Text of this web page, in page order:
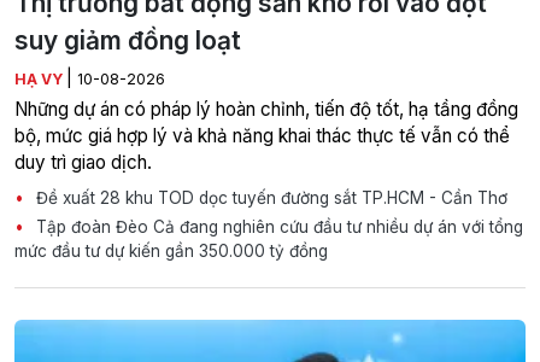
suy giảm đồng loạt
HẠ VY 10-08-2026
Những dự án có pháp lý hoàn chỉnh, tiến độ tốt, hạ tầng đồng
bộ, mức giá hợp lý và khả năng khai thác thực tế vẫn có thể
duy trì giao dịch.
Đề xuất 28 khu TOD dọc tuyến đường sắt TP.HCM - Cần Thơ
Tập đoàn Đèo Cả đang nghiên cứu đầu tư nhiều dự án với tổng
mức đầu tư dự kiến gần 350.000 tỷ đồng